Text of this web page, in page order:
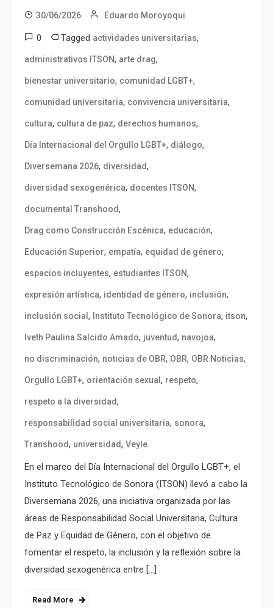
30/06/2026 Eduardo Moroyoqui
0 Tagged actividades universitarias,
administrativos ITSON, arte drag,
bienestar universitario, comunidad LGBT+,
comunidad universitaria, convivencia universitaria,
cultura, cultura de paz, derechos humanos,
Día Internacional del Orgullo LGBT+, diálogo,
Diversemana 2026, diversidad,
diversidad sexogenérica, docentes ITSON,
documental Transhood,
Drag como Construcción Escénica, educación,
Educación Superior, empatía, equidad de género,
espacios incluyentes, estudiantes ITSON,
expresión artística, identidad de género, inclusión,
inclusión social, Instituto Tecnológico de Sonora, itson,
Iveth Paulina Salcido Amado, juventud, navojoa,
no discriminación, noticias de OBR, OBR, OBR Noticias,
Orgullo LGBT+, orientación sexual, respeto,
respeto a la diversidad,
responsabilidad social universitaria, sonora,
Transhood, universidad, Veyle
En el marco del Día Internacional del Orgullo LGBT+, el
Instituto Tecnológico de Sonora (ITSON) llevó a cabo la
Diversemana 2026, una iniciativa organizada por las
áreas de Responsabilidad Social Universitaria, Cultura
de Paz y Equidad de Género, con el objetivo de
fomentar el respeto, la inclusión y la reflexión sobre la
diversidad sexogenérica entre […]
Read More